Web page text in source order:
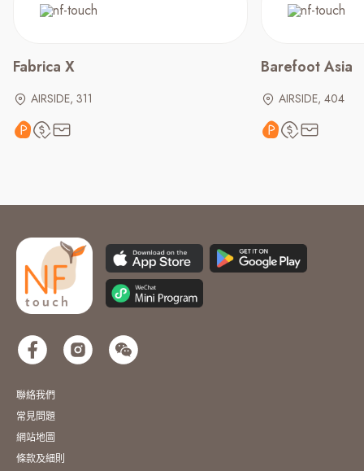
Fabrica X
AIRSIDE, 311
Barefoot Asia
AIRSIDE, 404
聯絡我們
常見問題
網站地圖
條款及細則